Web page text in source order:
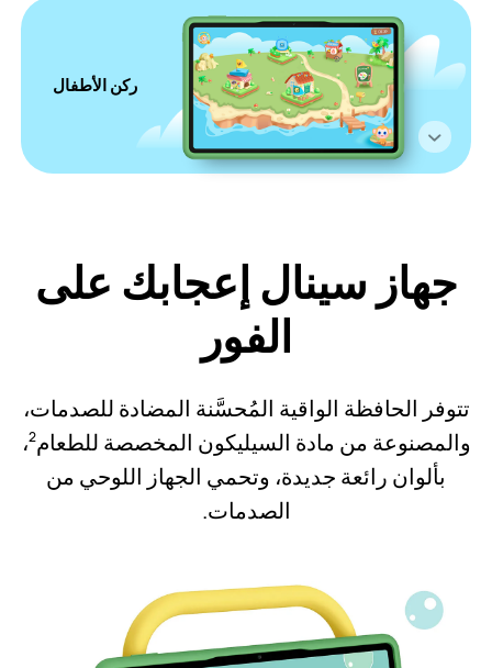
ركن الأطفال
جهاز سينال إعجابك على
الفور
تتوفر الحافظة الواقية المُحسَّنة المضادة للصدمات،
والمصنوعة من مادة السيليكون المخصصة للطعام2،
بألوان رائعة جديدة، وتحمي الجهاز اللوحي من
الصدمات.